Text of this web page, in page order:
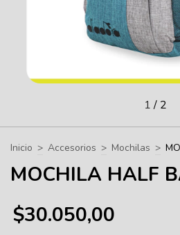
1/ 2
Inicio > Accesorios > Mochilas >
MOCHILA HALF
$30.050,00